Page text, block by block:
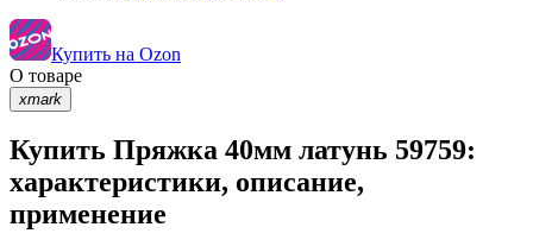
Купить на Ozon
О товаре
xmark
Купить Пряжка 40мм латунь 59759:
характеристики, описание,
применение